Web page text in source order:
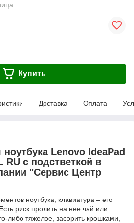
Купить
Доставка Оплата
Lenovo IdeaPad
RU с подстветкой в
"Сервис Центр
ноутбука, клавиатура – его
риск пролить на нее чай или
либо тяжелое, засорить крошками,